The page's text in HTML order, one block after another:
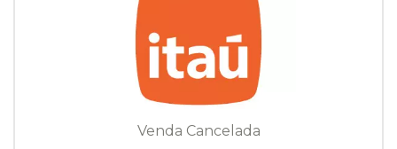
Venda Cancelada